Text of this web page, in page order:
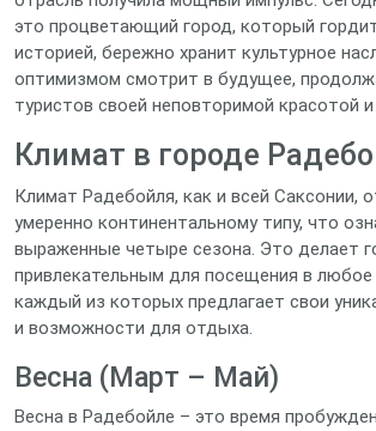
это процветающий город, который
историей, бережно хранит культурное
оптимизмом смотрит в будущее,
туристов своей неповторимой красотой
Климат в городе
Климат Радебойля, как и всей Саксонии,
умеренно континентальному типу, что
выраженные четыре сезона. Это делает
привлекательным для посещения в любое
каждый из которых предлагает свои
и возможности для отдыха.
Весна (Март – Май)
Весна в Радебойле – это время